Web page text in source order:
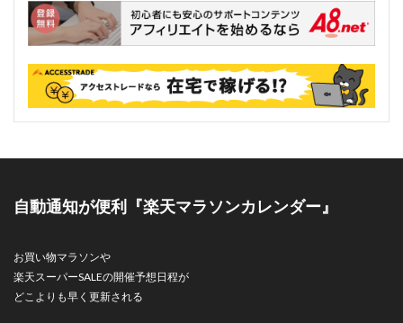
自動通知が便利『楽天マラソンカレンダー』
お買い物マラソンや
楽天スーパーSALEの開催予想日程が
どこよりも早く更新される